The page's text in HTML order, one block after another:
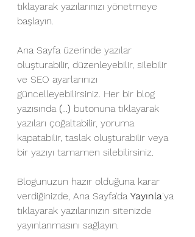
tıklayarak yazılarınızı yönetmeye
başlayın.
Ana Sayfa üzerinde yazılar
oluşturabilir, düzenleyebilir, silebilir
ve SEO ayarlarınızı
güncelleyebilirsiniz. Her bir blog
yazısında (...) butonuna tıklayarak
yazıları çoğaltabilir, yoruma
kapatabilir, taslak oluşturabilir veya
bir yazıyı tamamen silebilirsiniz.
Blogunuzun hazır olduğuna karar
verdiğinizde, Ana Sayfa'da Yayınla'ya
tıklayarak yazılarınızın sitenizde
yayınlanmasını sağlayın.